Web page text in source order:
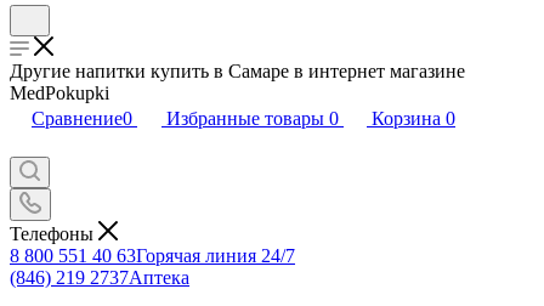
Другие напитки купить в Самаре в интернет магазине
MedPokupki
Сравнение0 Избранные товары 0 Корзина 0
Телефоны
8 800 551 40 63Горячая линия 24/7
(846) 219 2737Аптека